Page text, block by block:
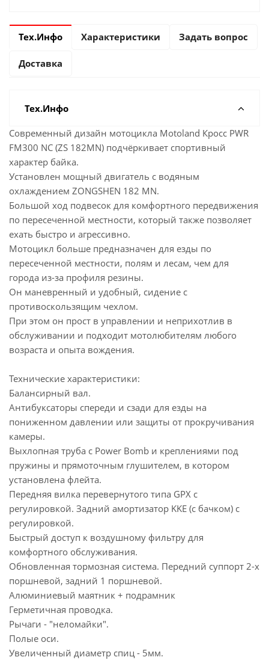
Тех.Инфо Характеристики Задать вопрос
Доставка
Тех.Инфо
Современный дизайн мотоцикла Motoland Кросс PWR
FM300 NC (ZS 182MN) подчёркивает спортивный
характер байка.
Установлен мощный двигатель с водяным
охлаждением ZONGSHEN 182 MN.
Большой ход подвесок для комфортного передвижения
по пересеченной местности, который также позволяет
ехать быстро и агрессивно.
Мотоцикл больше предназначен для езды по
пересеченной местности, полям и лесам, чем для
города из-за профиля резины.
Он маневренный и удобный, сидение с
противоскользящим чехлом.
При этом он прост в управлении и неприхотлив в
обслуживании и подходит мотолюбителям любого
возраста и опыта вождения.
Технические характеристики:
Балансирный вал.
Антибуксаторы спереди и сзади для езды на
пониженном давлении или защиты от прокручивания
камеры.
Выхлопная труба с Power Bomb и креплениями под
пружины и прямоточным глушителем, в котором
установлена флейта.
Передняя вилка перевернутого типа GPX с
регулировкой. Задний амортизатор KKE (с бачком) с
регулировкой.
Быстрый доступ к воздушному фильтру для
комфортного обслуживания.
Обновленная тормозная система. Передний суппорт 2-х
поршневой, задний 1 поршневой.
Алюминиевый маятник + подрамник
Герметичная проводка.
Рычаги - "неломайки".
Полые оси.
Увеличенный диаметр спиц - 5мм.